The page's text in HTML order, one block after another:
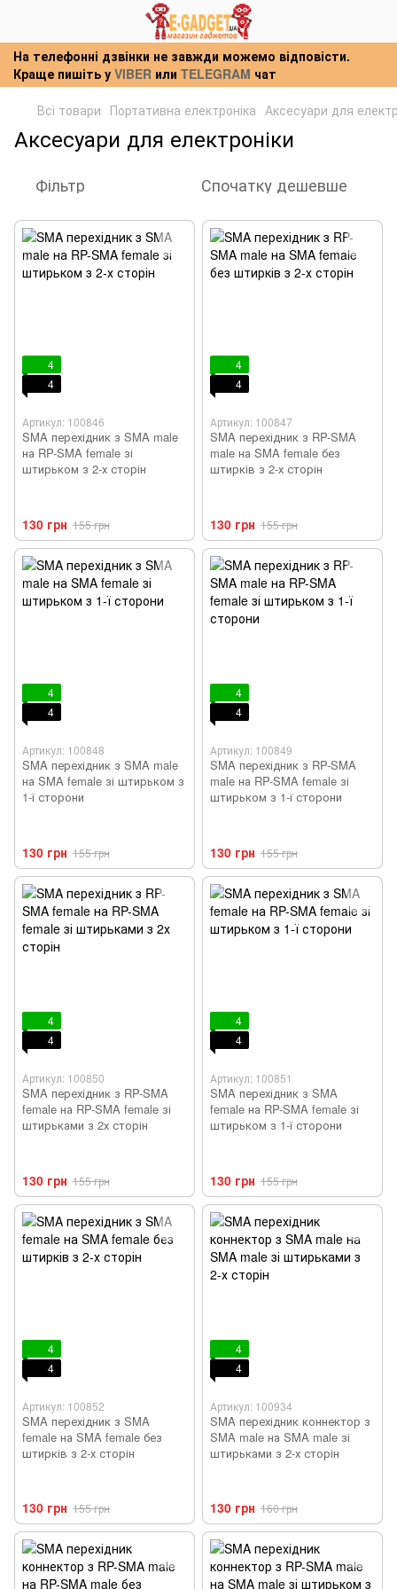
На телефонні дзвінки не завжди можемо відповісти.
Краще пишіть у VIBER или TELEGRAM чат
Всі товари Портативна електроніка Аксесуари для
Аксесуари для електроніки
Фільтр Спочатку дешевше
4
4
Артикул: 100846
SMA перехідник з SMA male
на RP-SMA female зі
штирьком з 2-х сторін
130 грн 155 грн
4
4
Артикул: 100847
SMA перехідник з RP-SMA
male на SMA female без
штирків з 2-х сторін
130 грн 155 грн
4
4
Артикул: 100848
SMA перехідник з SMA male
на SMA female зі штирьком з
1-ї сторони
130 грн 155 грн
4
4
Артикул: 100849
SMA перехідник з RP-SMA
male на RP-SMA female зі
штирьком з 1-ї сторони
130 грн 155 грн
4
4
Артикул: 100850
SMA перехідник з RP-SMA
female на RP-SMA female зі
штирьками з 2х сторін
130 грн 155 грн
4
4
Артикул: 100851
SMA перехідник з SMA
female на RP-SMA female зі
штирьком з 1-ї сторони
130 грн 155 грн
4
4
Артикул: 100852
SMA перехідник з SMA
female на SMA female без
штирків з 2-х сторін
130 грн 155 грн
4
4
Артикул: 100934
SMA перехідник коннектор з
SMA male на SMA male зі
штирьками з 2-х сторін
130 грн 160 грн